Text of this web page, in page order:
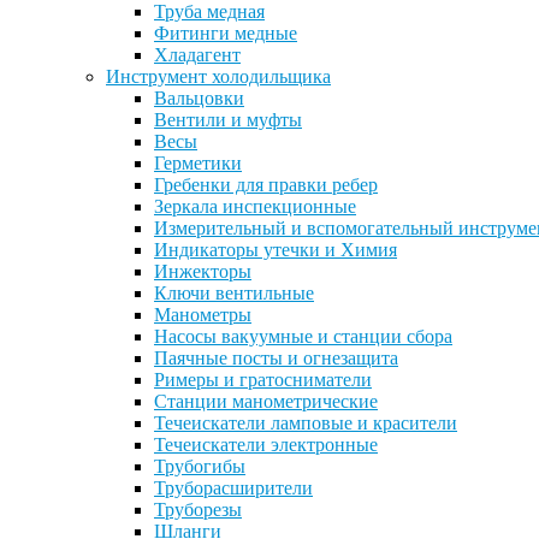
Труба медная
Фитинги медные
Хладагент
Инструмент холодильщика
Вальцовки
Вентили и муфты
Весы
Герметики
Гребенки для правки ребер
Зеркала инспекционные
Измерительный и вспомогательный
Индикаторы утечки и Химия
Инжекторы
Ключи вентильные
Манометры
Насосы вакуумные и станции сбора
Паячные посты и огнезащита
Римеры и гратосниматели
Станции манометрические
Течеискатели ламповые и красители
Течеискатели электронные
Трубогибы
Труборасширители
Труборезы
Шланги